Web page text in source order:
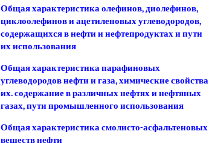
Общая характеристика олефинов, диолефинов,
циклоолефинов и ацетиленовых углеводородов,
содержащихся в нефти и нефтепродуктах и пути
их использования
Общая характеристика парафиновых
углеводородов нефти и газа, химические свойства
их. содержание в различных нефтях и нефтяных
газах, пути промышленного использования
Общая характеристика смолисто-асфальтеновых
веществ нефти